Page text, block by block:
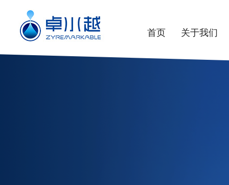
首页 关于我们